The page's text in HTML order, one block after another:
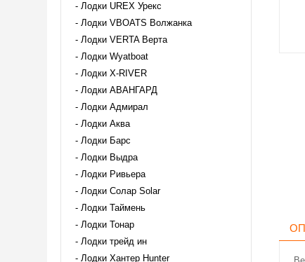
Лодки UREX Урекс
Лодки VBOATS Волжанка
Лодки VERTA Верта
Лодки Wyatboat
Лодки X-RIVER
Лодки АВАНГАРД
Лодки Адмирал
Лодки Аква
Лодки Барс
Лодки Выдра
Лодки Ривьера
Лодки Солар Solar
Лодки Таймень
Лодки Тонар
Лодки трейд ин
Лодки Хантер Hunter